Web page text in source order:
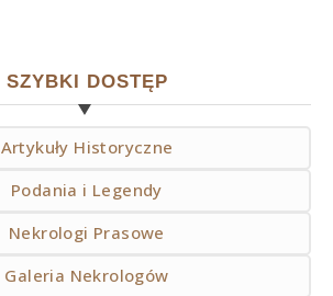
SZYBKI DOSTĘP
Artykuły Historyczne
Podania i Legendy
Nekrologi Prasowe
Galeria Nekrologów